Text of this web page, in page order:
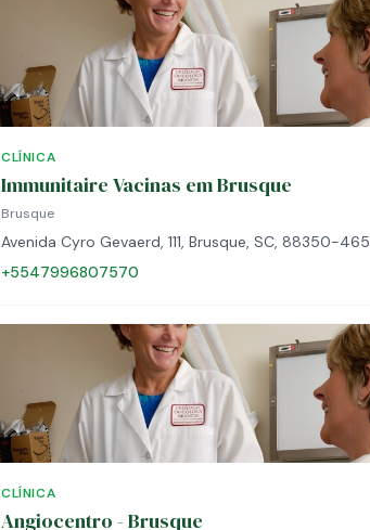
CLÍNICA
Immunitaire Vacinas em Brusque
Brusque
Avenida Cyro Gevaerd, 111, Brusque, SC, 88350-465
+5547996807570
CLÍNICA
Angiocentro - Brusque